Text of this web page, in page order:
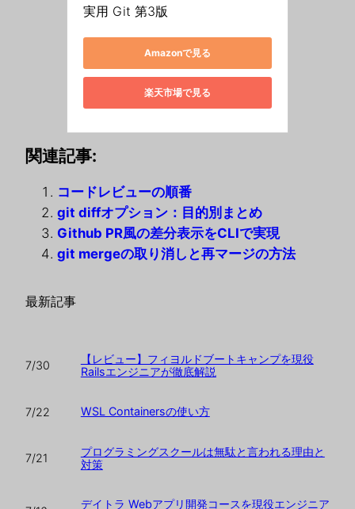
実用 Git 第3版
Amazonで見る
楽天市場で見る
関連記事:
コードレビューの順番
git diffオプション：目的別まとめ
Github PR風の差分表示をCLIで実現
git mergeの取り消しと再マージの方法
最新記事
7/30
【レビュー】フィヨルドブートキャンプを現役
Railsエンジニアが徹底解説
7/22 WSL Containersの使い方
7/21
プログラミングスクールは無駄と言われる理由と
対策
デイトラ Webアプリ開発コースを現役エンジニア